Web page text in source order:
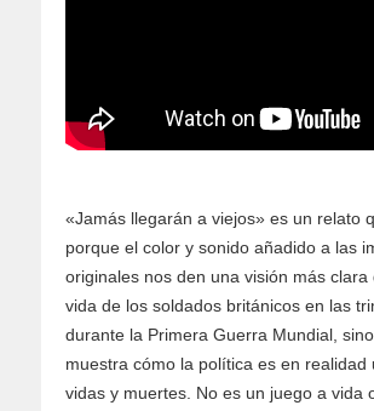
«Jamás llegarán a viejos» es un relato
porque el color y sonido añadido a las
originales nos den una visión más clara
vida de los soldados británicos en las
durante la Primera Guerra Mundial,
muestra cómo la política es en realidad
vidas y muertes. No es un juego a vida